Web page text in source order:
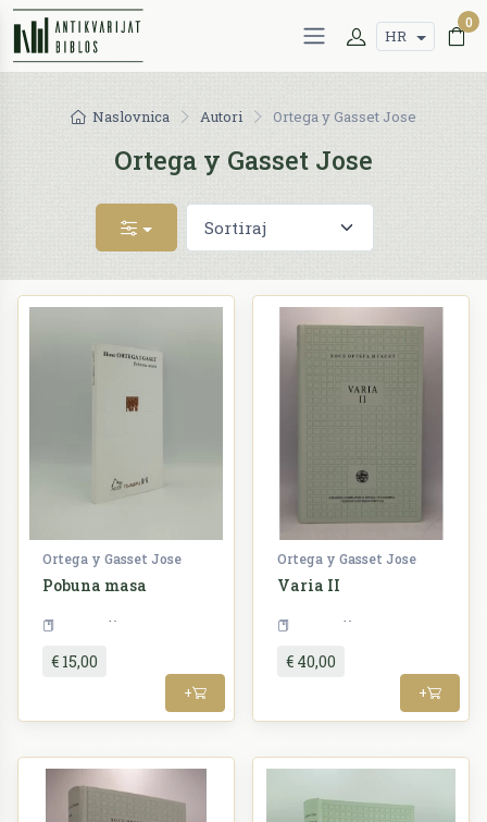
HR
0
Naslovnica Autori Ortega y Gasset Jose
Ortega y Gasset Jose
Ortega y Gasset Jose
Pobuna masa
€ 15,00
+
Ortega y Gasset Jose
Varia II
€ 40,00
+